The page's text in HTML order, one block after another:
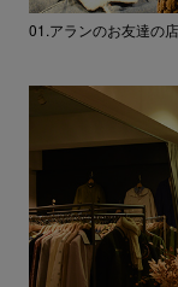
01.アランのお友達の